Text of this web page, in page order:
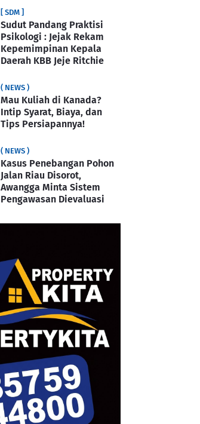
[ SDM ]
Sudut Pandang Praktisi
Psikologi : Jejak Rekam
Kepemimpinan Kepala
Daerah KBB Jeje Ritchie
( NEWS )
Mau Kuliah di Kanada?
Intip Syarat, Biaya, dan
Tips Persiapannya!
( NEWS )
Kasus Penebangan Pohon
Jalan Riau Disorot,
Awangga Minta Sistem
Pengawasan Dievaluasi